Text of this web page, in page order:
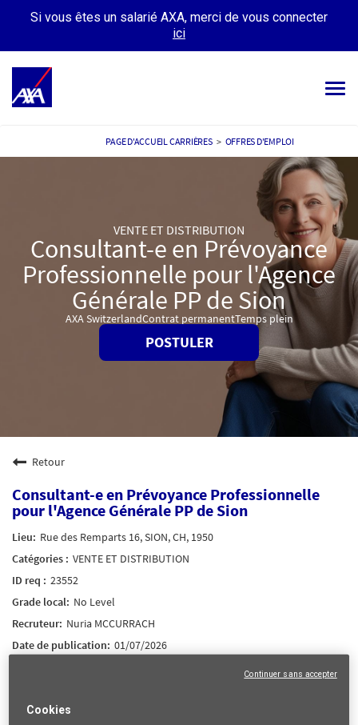
Si vous êtes un salarié AXA, merci de vous connecter
ici
TÉMOIGNAGES
MES CANDIDATURES MON PROFIL
PAGE D'ACCUEIL CARRIÈRES > OFFRES D'EMPLOI
VENTE ET DISTRIBUTION
Consultant-e en Prévoyance
Professionnelle pour l'Agence
Générale PP de Sion
AXA SwitzerlandContrat permanentTemps plein
POSTULER
Retour
Consultant-e en Prévoyance Professionnelle
pour l'Agence Générale PP de Sion
Rue des Remparts 16, SION, CH, 1950
VENTE ET DISTRIBUTION
23552
No Level
Nuria MCCURRACH
01/07/2026
Recevez les futures offres correspondant à cette recherche
Cookies
Continuer sans accepter